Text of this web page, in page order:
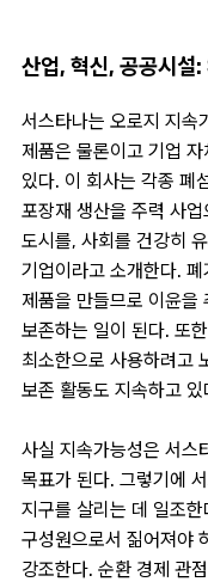
산업, 혁신, 공공시
서스타나는 오로지 지속
제품은 물론이고 기업
있다. 이 회사는 각종 폐
포장재 생산을 주력 사
도시를, 사회를 건강히
기업이라고 소개한다.
제품을 만들므로 이윤을
보존하는 일이 된다. 또
최소한으로 사용하려고
보존 활동도 지속하고 있
사실 지속가능성은 서스
목표가 된다. 그렇기에
지구를 살리는 데 일조한
구성원으로서 짊어져야
강조한다. 순환 경제 관